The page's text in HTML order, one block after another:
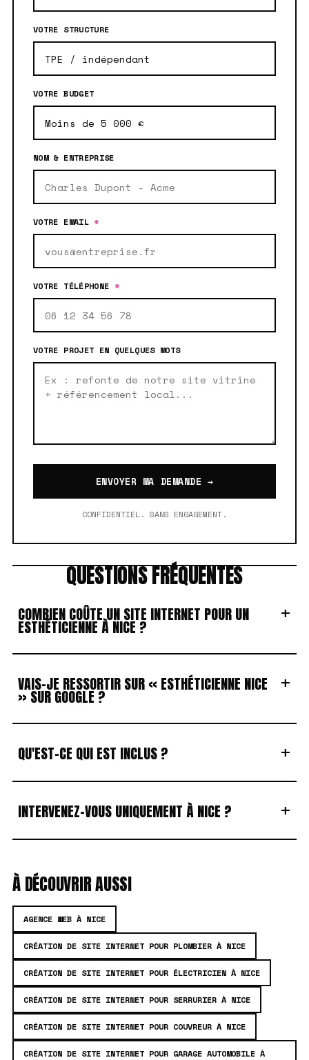
VOTRE STRUCTURE
VOTRE BUDGET
NOM & ENTREPRISE
VOTRE EMAIL *
VOTRE TÉLÉPHONE *
VOTRE PROJET EN QUELQUES MOTS
ENVOYER MA DEMANDE →
CONFIDENTIEL. SANS ENGAGEMENT.
QUESTIONS FRÉQUENTES
COMBIEN COÛTE UN SITE INTERNET POUR UN
ESTHÉTICIENNE À NICE ?
+
VAIS-JE RESSORTIR SUR « ESTHÉTICIENNE NICE
» SUR GOOGLE ?
+
QU'EST-CE QUI EST INCLUS ? +
INTERVENEZ-VOUS UNIQUEMENT À NICE ? +
À DÉCOUVRIR AUSSI
AGENCE WEB À NICE
CRÉATION DE SITE INTERNET POUR PLOMBIER À NICE
CRÉATION DE SITE INTERNET POUR ÉLECTRICIEN À NICE
CRÉATION DE SITE INTERNET POUR SERRURIER À NICE
CRÉATION DE SITE INTERNET POUR COUVREUR À NICE
CRÉATION DE SITE INTERNET POUR GARAGE AUTOMOBILE À